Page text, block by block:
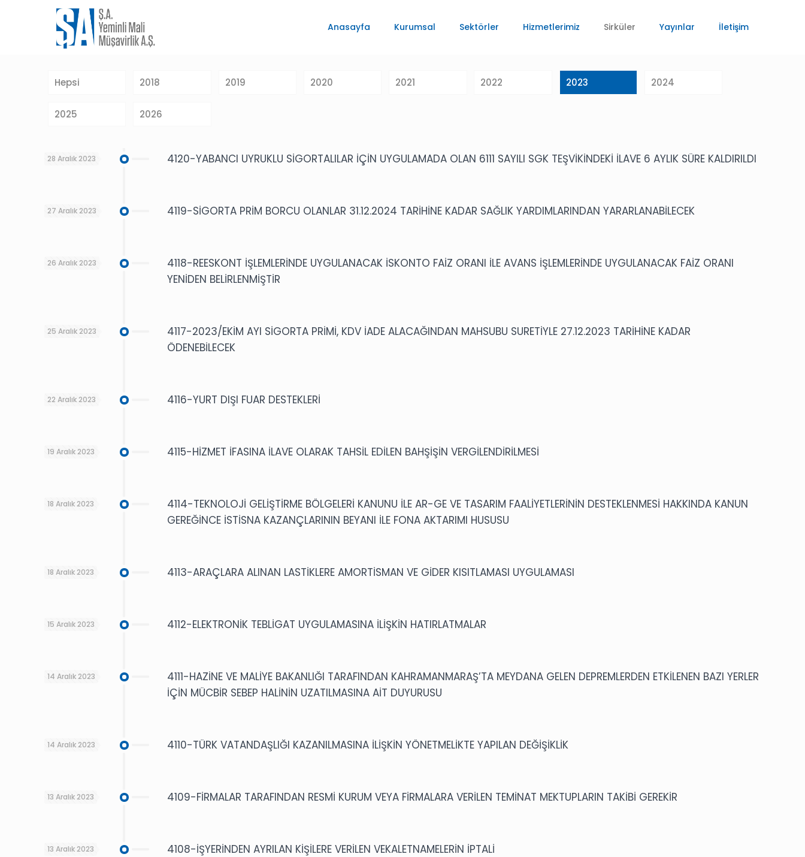
Anasayfa Kurumsal Sektörler Hizmetlerimiz Sirküler Yayınlar İletişim
Hepsi 2018 2019 2020 2021 2022 2023 2024
2025 2026
28 Aralık 2023 4120-YABANCI UYRUKLU SİGORTALILAR İÇİN UYGULAMADA OLAN 6111 SAYILI SGK TEŞVİKİNDEKİ İLAVE 6 AYLIK SÜRE KALDIRILDI
27 Aralık 2023 4119-SİGORTA PRİM BORCU OLANLAR 31.12.2024 TARİHİNE KADAR SAĞLIK YARDIMLARINDAN YARARLANABİLECEK
26 Aralık 2023
4118-REESKONT İŞLEMLERİNDE UYGULANACAK İSKONTO FAİZ ORANI İLE AVANS İŞLEMLERİNDE UYGULANACAK FAİZ ORANI
YENİDEN BELİRLENMİŞTİR
25 Aralık 2023
4117-2023/EKİM AYI SİGORTA PRİMİ, KDV İADE ALACAĞINDAN MAHSUBU SURETİYLE 27.12.2023 TARİHİNE KADAR
ÖDENEBİLECEK
22 Aralık 2023 4116-YURT DIŞI FUAR DESTEKLERİ
19 Aralık 2023 4115-HİZMET İFASINA İLAVE OLARAK TAHSİL EDİLEN BAHŞİŞİN VERGİLENDİRİLMESİ
18 Aralık 2023
4114-TEKNOLOJİ GELİŞTİRME BÖLGELERİ KANUNU İLE AR-GE VE TASARIM FAALİYETLERİNİN DESTEKLENMESİ HAKKINDA KANUN
GEREĞİNCE İSTİSNA KAZANÇLARININ BEYANI İLE FONA AKTARIMI HUSUSU
18 Aralık 2023 4113-ARAÇLARA ALINAN LASTİKLERE AMORTİSMAN VE GİDER KISITLAMASI UYGULAMASI
15 Aralık 2023 4112-ELEKTRONİK TEBLİGAT UYGULAMASINA İLİŞKİN HATIRLATMALAR
14 Aralık 2023
4111-HAZİNE VE MALİYE BAKANLIĞI TARAFINDAN KAHRAMANMARAŞ’TA MEYDANA GELEN DEPREMLERDEN ETKİLENEN BAZI YERLER
İÇİN MÜCBİR SEBEP HALİNİN UZATILMASINA AİT DUYURUSU
14 Aralık 2023 4110-TÜRK VATANDAŞLIĞI KAZANILMASINA İLİŞKİN YÖNETMELİKTE YAPILAN DEĞİŞİKLİK
13 Aralık 2023 4109-FİRMALAR TARAFINDAN RESMİ KURUM VEYA FİRMALARA VERİLEN TEMİNAT MEKTUPLARIN TAKİBİ GEREKİR
13 Aralık 2023 4108-İŞYERİNDEN AYRILAN KİŞİLERE VERİLEN VEKALETNAMELERİN İPTALİ